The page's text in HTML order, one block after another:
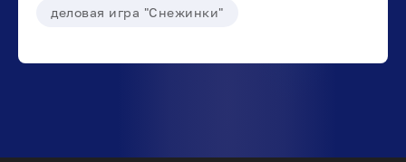
деловая игра "Снежинки"